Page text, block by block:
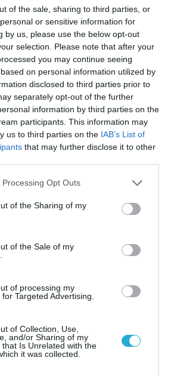
of the sale, sharing to third parties, or
or sensitive information for
by us, please use the below opt-out
selection. Please note that after your
you may continue seeing
on personal information utilized by
disclosed to third parties prior to
separately opt-out of the further
information by third parties on the
participants. This information may
us to third parties on the IAB’s List of
that may further disclose it to other
website/app uses one or more Google
or usage behaviour. You may click to
to Google and its third-party tags to
specified purposes in below Google
Opt Outs
of the Sharing of my
of the Sale of my
of processing my
Targeted Advertising.
of Collection, Use,
and/or Sharing of my
that Is Unrelated with the
it was collected.
τον ρωσικό Στρατό στο
Πούτιν: Οι αλλαγές στη
από τη Β.Κορέα
ότι τα Στενά του Ορμούζ
κυριαρχία και επιτεύχθηκε